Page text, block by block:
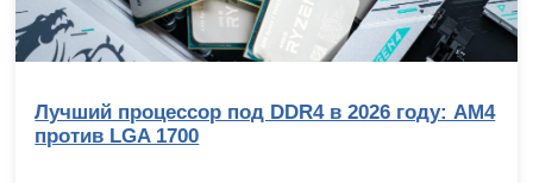
Лучший процессор под DDR4 в 2026 году: AM4
против LGA 1700